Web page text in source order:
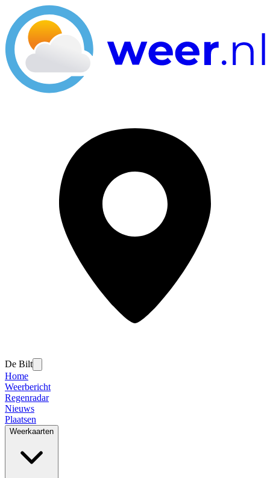
De Bilt
Home
Weerbericht
Regenradar
Nieuws
Plaatsen
Weerkaarten